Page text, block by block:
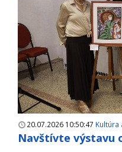
20.07.2026 10:50:47 Kultúra
Navštívte výstavu